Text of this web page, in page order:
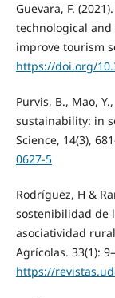
Guevara, F.
technological
improve tourism
https://doi.org/
Purvis, B., Mao,
sustainability: in
Science, 14(3),
0627-5
Rodríguez, H &
sostenibilidad de
asociatividad
Agrícolas. 33(1):
https://